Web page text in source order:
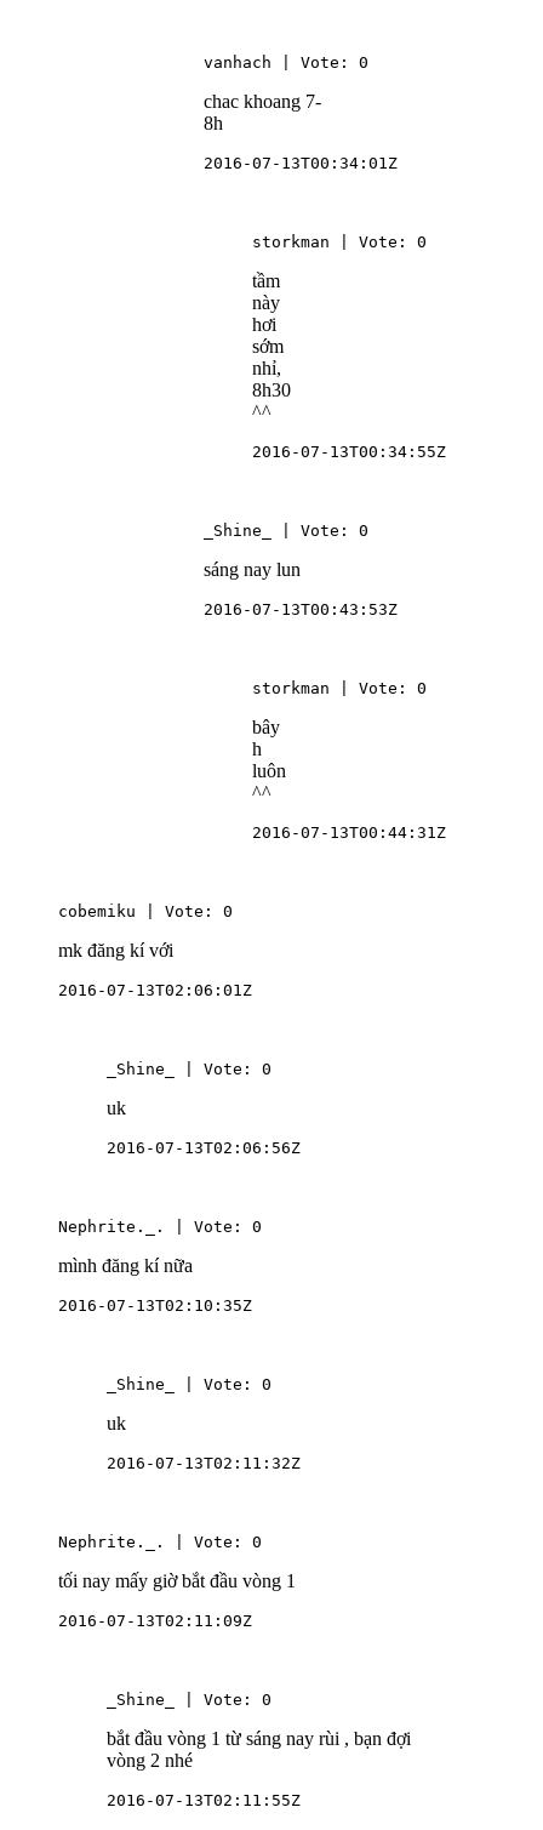
vanhach | Vote: 0
chac khoang 7-
8h
2016-07-13T00:34:01Z
storkman | Vote: 0
tầm
này
hơi
sớm
nhỉ,
8h30
^^
2016-07-13T00:34:55Z
_Shine_ | Vote: 0
sáng nay lun
2016-07-13T00:43:53Z
storkman | Vote: 0
bây
h
luôn
^^
2016-07-13T00:44:31Z
cobemiku | Vote: 0
mk đăng kí với
2016-07-13T02:06:01Z
_Shine_ | Vote: 0
uk
2016-07-13T02:06:56Z
Nephrite._. | Vote: 0
mình đăng kí nữa
2016-07-13T02:10:35Z
_Shine_ | Vote: 0
uk
2016-07-13T02:11:32Z
Nephrite._. | Vote: 0
tối nay mấy giờ bắt đầu vòng 1
2016-07-13T02:11:09Z
_Shine_ | Vote: 0
bắt đầu vòng 1 từ sáng nay rùi , bạn đợi
vòng 2 nhé
2016-07-13T02:11:55Z